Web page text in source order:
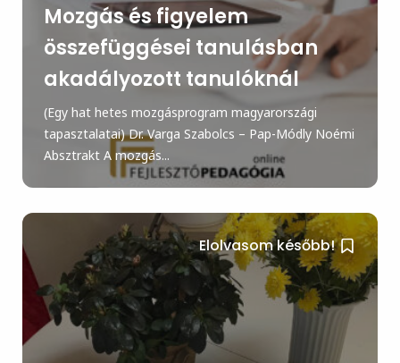
Mozgás és figyelem
összefüggései tanulásban
akadályozott tanulóknál
(Egy hat hetes mozgásprogram magyarországi
tapasztalatai) Dr. Varga Szabolcs – Pap-Módly Noémi
Absztrakt A mozgás...
Elolvasom később!